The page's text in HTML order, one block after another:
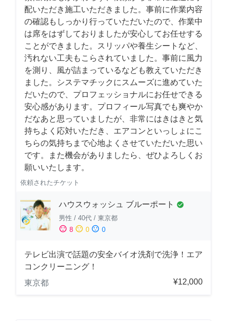
配いただき施工いただきました。事前に作業内容
の確認もしっかり行っていただいたので、作業中
は席をはずしておりましたが安心してお任せする
ことができました。スリッパや養生シートなど、
汚れない工夫もこらされていました。事前に風力
を測り、風が詰まっているなども教えていただき
ました。システマチックにスムーズに進めていた
だいたので、プロフェッショナルにお任せできる
安心感があります。プロフィール写真でも爽やか
だなあと思っていましたが、非常にはきはきと気
持ちよく応対いただき、エアコンといっしょにこ
ちらの気持ちまで心地よくさせていただいた思い
です。また機会がありましたら、ぜひよろしくお
願いいたします。
依頼されたチケット
ハウスウォッシュ ブルーポート check_circle
男性 / 40代 / 東京都
sentiment_satisfied 8 sentiment_neutral 0 sentiment_dissatisfied 0
テレビ出演で話題の安全バイオ洗剤で洗浄！エア
コンクリーニング！
東京都
¥12,000